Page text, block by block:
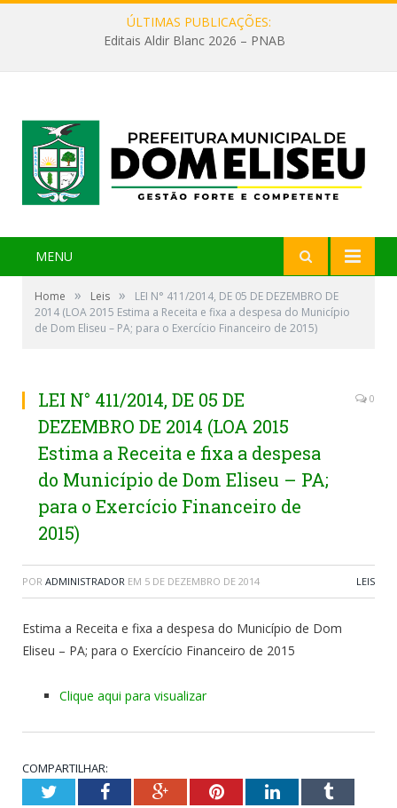
ÚLTIMAS PUBLICAÇÕES:
Editais Aldir Blanc 2026 – PNAB
MENU
Home » Leis »
LEI N° 411/2014, DE 05 DE DEZEMBRO DE
2014 (LOA 2015 Estima a Receita e fixa a despesa do Município
de Dom Eliseu – PA; para o Exercício Financeiro de 2015)
LEI N° 411/2014, DE 05 DE
DEZEMBRO DE 2014 (LOA 2015
Estima a Receita e fixa a despesa
do Município de Dom Eliseu – PA;
para o Exercício Financeiro de
2015)
0
POR ADMINISTRADOR EM 5 DE DEZEMBRO DE 2014 LEIS
Estima a Receita e fixa a despesa do Município de Dom
Eliseu – PA; para o Exercício Financeiro de 2015
Clique aqui para visualizar
COMPARTILHAR:
TwitterFacebookGoogle+PinterestLinkedInTumblr